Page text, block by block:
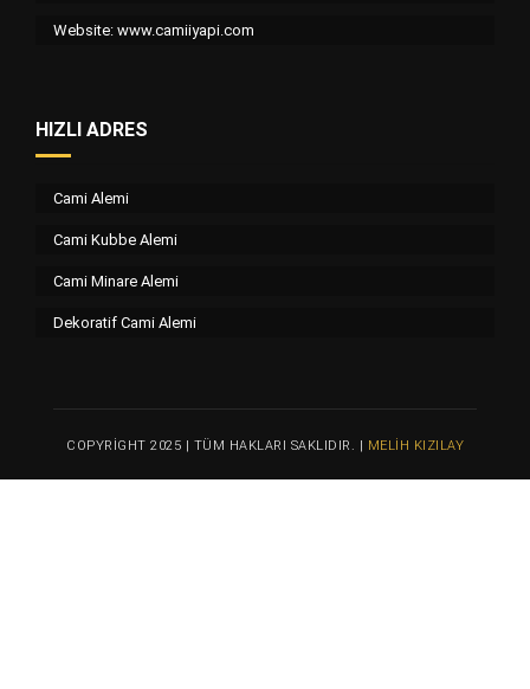
Website: www.camiiyapi.com
HIZLI ADRES
Cami Alemi
Cami Kubbe Alemi
Cami Minare Alemi
Dekoratif Cami Alemi
COPYRIGHT 2025 | TÜM HAKLARI SAKLIDIR. | MELIH KIZILAY